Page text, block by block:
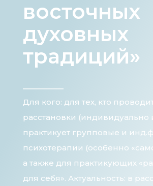
восточных
духовных
традиций»
Для кого: для тех, кто
расстановки (индивидуально
практикует групповые и
психотерапии (особенно
а также для практикующих
для себя». Актуальность: в